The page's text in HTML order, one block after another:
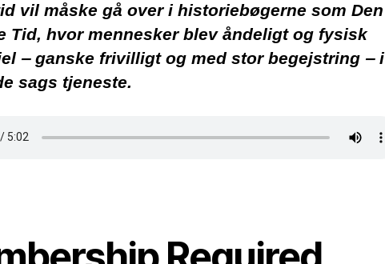
vil måske gå over i historiebøgerne som Den
Tid, hvor mennesker blev åndeligt og fysisk
‒ ganske frivilligt og med stor begejstring ‒ i
sags tjeneste.